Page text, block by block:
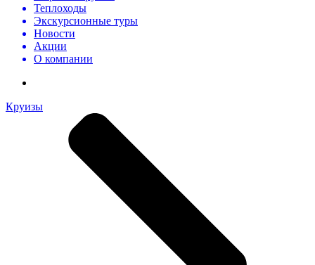
Теплоходы
Экскурсионные туры
Новости
Акции
О компании
Круизы